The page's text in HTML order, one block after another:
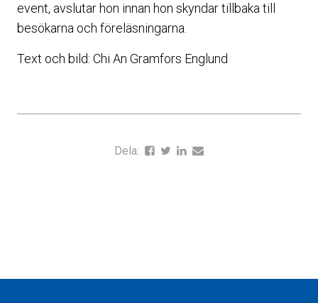
event, avslutar hon innan hon skyndar tillbaka till
besökarna och föreläsningarna.
Text och bild: Chi An Gramfors Englund
Dela: